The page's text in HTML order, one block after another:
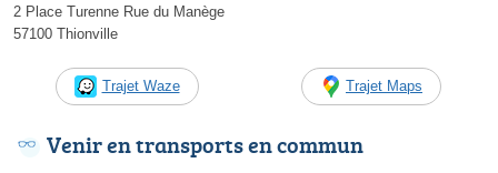
2 Place Turenne Rue du Manège
57100 Thionville
Trajet Waze Trajet Maps
Venir en transports en commun